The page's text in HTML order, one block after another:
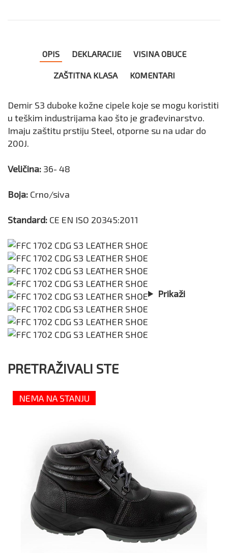
OPIS DEKLARACIJE VISINA OBUCE
ZAŠTITNA KLASA KOMENTARI
Demir S3 duboke kožne cipele koje se mogu koristiti
u teškim industrijama kao što je građevinarstvo.
Imaju zaštitu prstiju Steel, otporne su na udar do
200J.
Veličina: 36- 48
Boja: Crno/siva
Standard: CE EN ISO 20345:2011
Prikaži
PRETRAŽIVALI STE
NEMA NA STANJU